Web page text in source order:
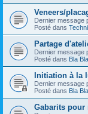
Veneers/
Dernier message
Posté dans
Partage
Dernier message
Posté dans Bla Bla
Initiation à la
Dernier message
Posté dans Bla Bla
Gabarits pour